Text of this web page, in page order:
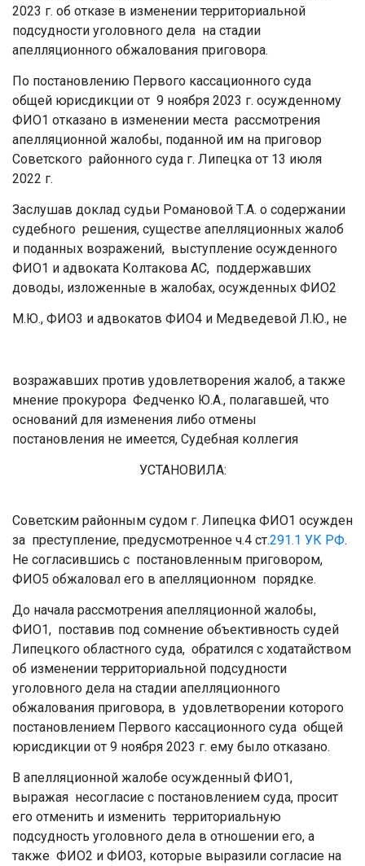
2023 г. об отказе в изменении территориальной
подсудности уголовного дела на стадии
апелляционного обжалования приговора.
По постановлению Первого кассационного суда
общей юрисдикции от 9 ноября 2023 г. осужденному
ФИО1 отказано в изменении места рассмотрения
апелляционной жалобы, поданной им на приговор
Советского районного суда г. Липецка от 13 июля
2022 г.
Заслушав доклад судьи Романовой Т.А. о содержании
судебного решения, существе апелляционных жалоб
и поданных возражений, выступление осужденного
ФИО1 и адвоката Колтакова АС, поддержавших
доводы, изложенные в жалобах, осужденных ФИО2
М.Ю., ФИО3 и адвокатов ФИО4 и Медведевой Л.Ю., не
возражавших против удовлетворения жалоб, а также
мнение прокурора Федченко Ю.А., полагавшей, что
оснований для изменения либо отмены
постановления не имеется, Судебная коллегия
УСТАНОВИЛА:
Советским районным судом г. Липецка ФИО1 осужден
за преступление, предусмотренное ч.4 ст.291.1 УК РФ.
Не согласившись с постановленным приговором,
ФИО5 обжаловал его в апелляционном порядке.
До начала рассмотрения апелляционной жалобы,
ФИО1, поставив под сомнение объективность судей
Липецкого областного суда, обратился с ходатайством
об изменении территориальной подсудности
уголовного дела на стадии апелляционного
обжалования приговора, в удовлетворении которого
постановлением Первого кассационного суда общей
юрисдикции от 9 ноября 2023 г. ему было отказано.
В апелляционной жалобе осужденный ФИО1,
выражая несогласие с постановлением суда, просит
его отменить и изменить территориальную
подсудность уголовного дела в отношении его, а
также ФИО2 и ФИО3, которые выразили согласие на